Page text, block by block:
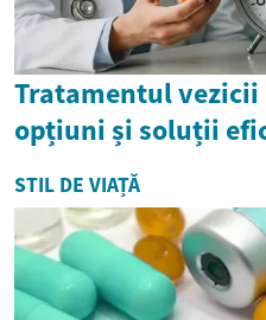
Tratamentul
opțiuni și soluții
STIL DE VIAȚĂ